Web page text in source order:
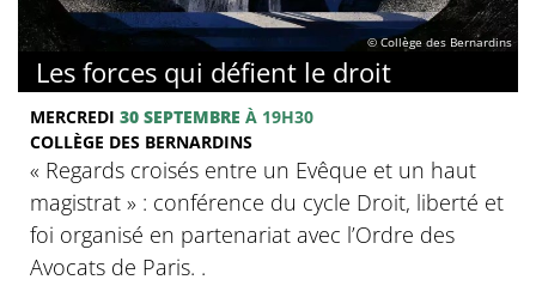
© Collège des Bernardins
Les forces qui défient le droit
MERCREDI 30 SEPTEMBRE À 19H30
COLLÈGE DES BERNARDINS
« Regards croisés entre un Evêque et un haut
magistrat » : conférence du cycle Droit, liberté et
foi organisé en partenariat avec l’Ordre des
Avocats de Paris. .